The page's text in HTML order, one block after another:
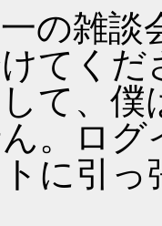
の雑談
てくだ
て、僕
。ロ
に引っ